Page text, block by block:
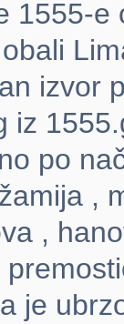
1555-e
izvor
iz
po
,
,
je